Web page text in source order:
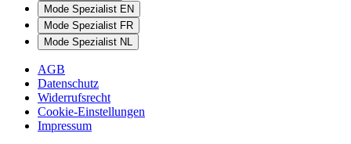
Mode Spezialist EN
Mode Spezialist FR
Mode Spezialist NL
AGB
Datenschutz
Widerrufsrecht
Cookie-Einstellungen
Impressum